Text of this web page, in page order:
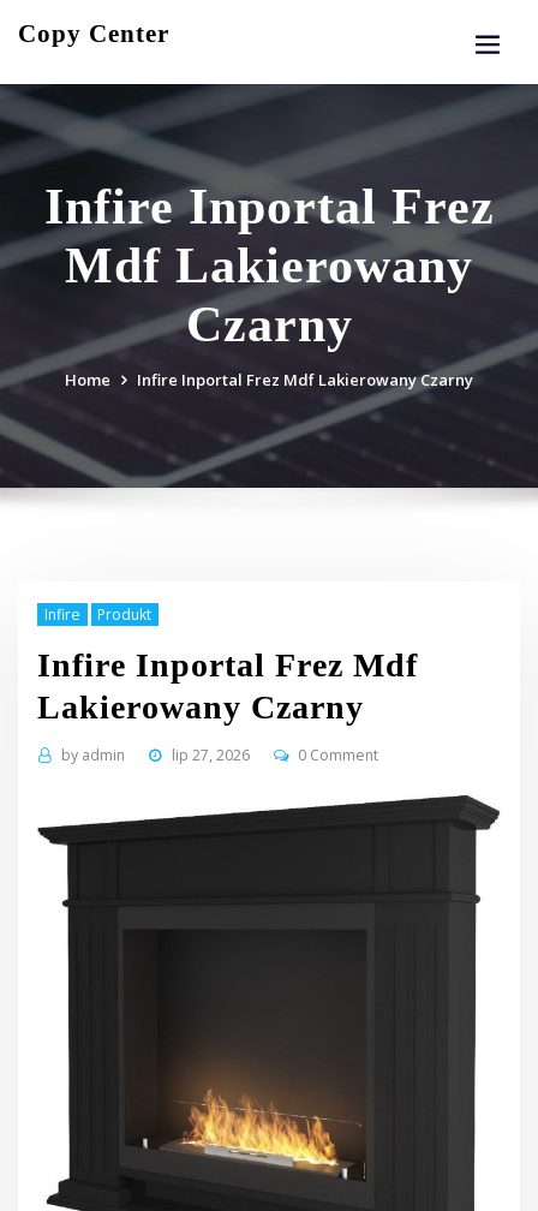
Copy Center
Infire Inportal Frez
Mdf Lakierowany
Czarny
Home Infire Inportal Frez Mdf Lakierowany Czarny
Infire Produkt
Infire Inportal Frez Mdf
Lakierowany Czarny
by admin lip 27, 2026 0 Comment